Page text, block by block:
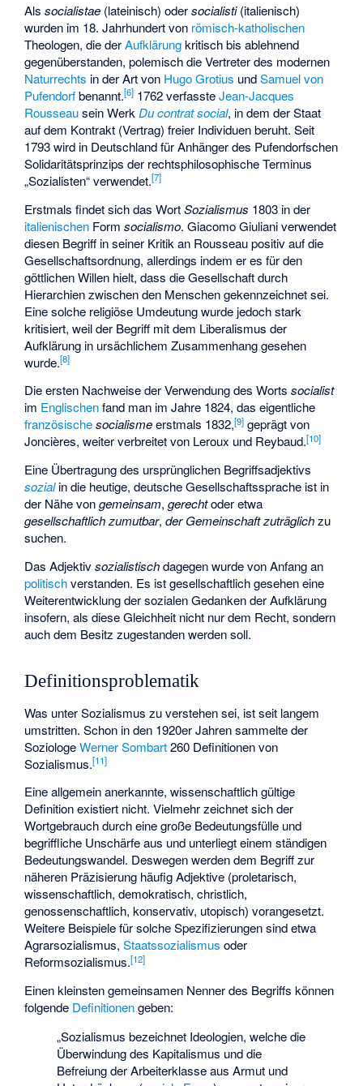
Alssocialistae (lateinisch) odersocialisti(italienisch)
wurden im 18. Jahrhundert von römisch-katholischen
Theologen, die derAufklärungkritisch bis ablehnend
gegenüberstanden, polemisch die Vertreter des modernen
Naturrechts in der Art von Hugo Grotius undSamuel von
Pufendorfbenannt.[6] 1762 verfassteJean-Jacques
Rousseausein WerkDu contrat social, in dem der Staat
auf dem Kontrakt (Vertrag) freier Individuen beruht. Seit
1793 wird in Deutschland für Anhänger des Pufendorfschen
Solidaritätsprinzips der rechtsphilosophische Terminus
„Sozialisten“ verwendet.[7]
Erstmals findet sich das WortSozialismus 1803 in der
italienischen Formsocialismo. Giacomo Giuliani verwendet
diesen Begriff in seiner Kritik an Rousseau positiv auf die
Gesellschaftsordnung, allerdings indem er es für den
göttlichen Willen hielt, dass die Gesellschaft durch
Hierarchien zwischen den Menschen gekennzeichnet sei.
Eine solche religiöse Umdeutung wurde jedoch stark
kritisiert, weil der Begriff mit dem Liberalismus der
Aufklärung in ursächlichem Zusammenhang gesehen
wurde.[8]
Die ersten Nachweise der Verwendung des Wortssocialist
im Englischenfand man im Jahre 1824, das eigentliche
französische socialismeerstmals 1832,[9] geprägt von
Joncières, weiter verbreitet von Leroux und Reybaud.[10]
Eine Übertragung des ursprünglichen Begriffsadjektivs
sozialin die heutige, deutsche Gesellschaftssprache ist in
der Nähe vongemeinsam,gerechtoder etwa
gesellschaftlich zumutbar,der Gemeinschaft zuträglichzu
suchen.
Das Adjektivsozialistischdagegen wurde von Anfang an
politischverstanden. Es ist gesellschaftlich gesehen eine
Weiterentwicklung der sozialen Gedanken der Aufklärung
insofern, als diese Gleichheit nicht nur dem Recht, sondern
auch dem Besitz zugestanden werden soll.
Definitionsproblematik
Was unter Sozialismus zu verstehen sei, ist seit langem
umstritten. Schon in den 1920er Jahren sammelte der
SoziologeWerner Sombart260 Definitionen von
Sozialismus.[11]
Eine allgemein anerkannte, wissenschaftlich gültige
Definition existiert nicht. Vielmehr zeichnet sich der
Wortgebrauch durch eine große Bedeutungsfülle und
begriffliche Unschärfe aus und unterliegt einem ständigen
Bedeutungswandel. Deswegen werden dem Begriff zur
näheren Präzisierung häufig Adjektive (proletarisch,
wissenschaftlich, demokratisch, christlich,
genossenschaftlich, konservativ, utopisch) vorangesetzt.
Weitere Beispiele für solche Spezifizierungen sind etwa
Agrarsozialismus,Staatssozialismus oder
Reformsozialismus.[12]
Einen kleinsten gemeinsamen Nenner des Begriffs können
folgende Definitionengeben:
„Sozialismus bezeichnet Ideologien, welche die
Überwindung des Kapitalismus und die
Befreiung der Arbeiterklasse aus Armut und